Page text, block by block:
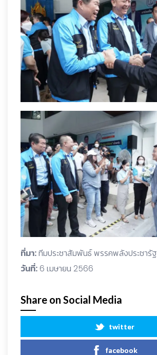
ที่มา:ทีมประชาสัมพันธ์ พรรคพลังประชารัฐ
วันที่: 6 เมษายน 2566
Share on Social Media
twitter
facebook